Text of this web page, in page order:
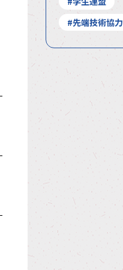
#先端技術協力